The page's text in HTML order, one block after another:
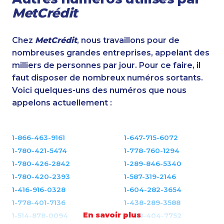
MetCrédit
Chez MetCrédit, nous travaillons pour de
nombreuses grandes entreprises, appelant des
milliers de personnes par jour. Pour ce faire, il
faut disposer de nombreux numéros sortants.
Voici quelques-uns des numéros que nous
appelons actuellement :
En savoir plus
1-866-463-9161
1-647-715-6072
1-780-421-5474
1-778-760-1294
1-780-426-2842
1-289-846-5340
1-780-420-2393
1-587-319-2146
1-416-916-0328
1-604-282-3654
1-778-401-7136
1-438-289-3588
1-514-878-0094
1-778-404-7752